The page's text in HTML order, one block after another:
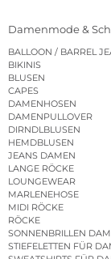
Damenmode &
BALLOON / BARREL
BIKINIS
BLUSEN
CAPES
DAMENHOSEN
DAMENPULLOVER
DIRNDLBLUSEN
HEMDBLUSEN
JEANS DAMEN
LANGE RÖCKE
LOUNGEWEAR
MARLENEHOSE
MIDI RÖCKE
RÖCKE
SONNENBRILLEN
STIEFELETTEN FÜR